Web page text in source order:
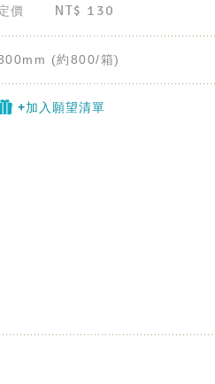
價 NT$ 130
(約800/箱)
+加入願望清單